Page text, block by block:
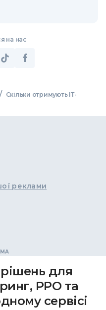
на нас
/
Скільки отримують ІТ-
реклами
для
РРО та
сервісі